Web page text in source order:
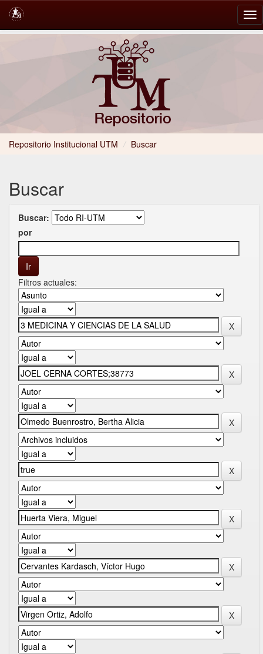
Repositorio Institucional UTM / Buscar
Buscar
Buscar:
por
Filtros actuales: